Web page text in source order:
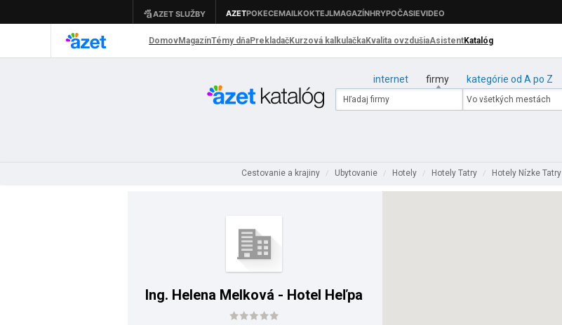
internet firmy kategórie od A po Z
Cestovanie a krajiny / Ubytovanie / Hotely / Hotely Tatry / Hotely Nízke Tatry
Ing. Helena Melková - Hotel Heľpa